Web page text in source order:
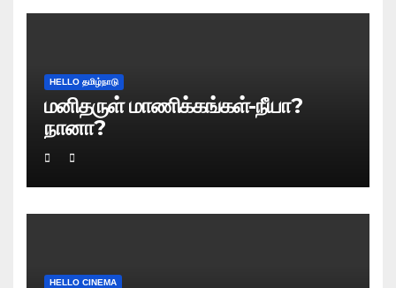
HELLO தமிழ்நாடு
மனிதருள் மாணிக்கங்கள்-நீயா?
நானா?
HELLO CINEMA